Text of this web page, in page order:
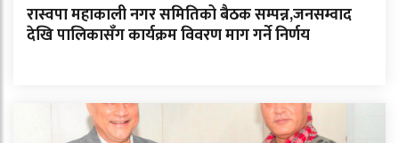
रास्वपा महाकाली नगर समितिको बैठक सम्पन्न,जनसम्वाद
देखि पालिकासँग कार्यक्रम विवरण माग गर्ने निर्णय